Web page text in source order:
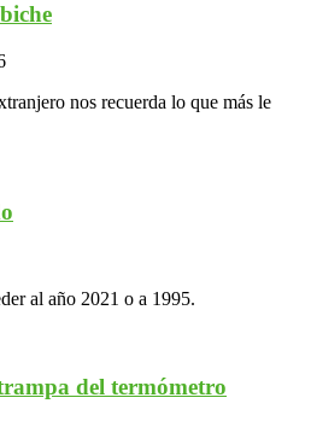
nos recuerda lo que más le
al año 2021 o a 1995.
del termómetro